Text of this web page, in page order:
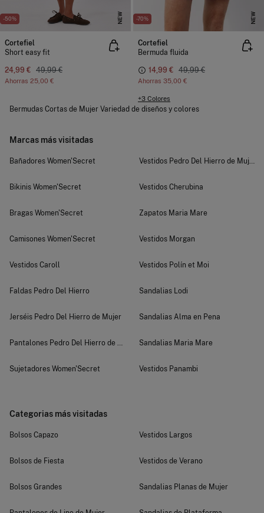
-50% NEW
Cortefiel
Short easy fit
24,99 € 49,99 €
Ahorras 25,00 €
-70% NEW
Cortefiel
Bermuda fluida
14,99 € 49,99 €
Ahorras 35,00 €
+3 Colores
Bermudas Cortas de Mujer Variedad de diseños y colores
Marcas más visitadas
Bañadores Women'Secret
Bikinis Women'Secret
Bragas Women'Secret
Camisones Women'Secret
Vestidos Caroll
Faldas Pedro Del Hierro
Jerséis Pedro Del Hierro de Mujer
Pantalones Pedro Del Hierro de Mujer
Sujetadores Women'Secret
Vestidos Pedro Del Hierro de Mujer
Vestidos Cherubina
Zapatos Maria Mare
Vestidos Morgan
Vestidos Polín et Moi
Sandalias Lodi
Sandalias Alma en Pena
Sandalias Maria Mare
Vestidos Panambi
Categorias más visitadas
Bolsos Capazo
Bolsos de Fiesta
Bolsos Grandes
Vestidos Largos
Vestidos de Verano
Sandalias Planas de Mujer